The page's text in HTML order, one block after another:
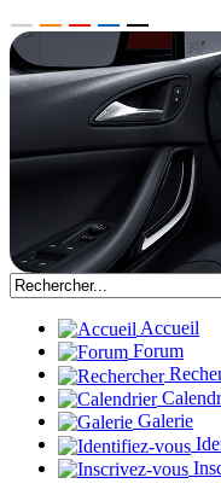
Accueil
Forum
Galerie